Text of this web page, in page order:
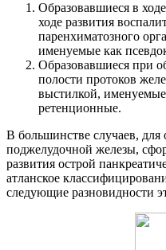
Образовавшиеся в
ходе развития
паренхиматозного
именуемые как
Образовавшиеся при
полости протоков
выстилкой,
ретенционные.
В большинстве случаев,
поджелудочной железы,
развития острой
атланское
следующие разновидности